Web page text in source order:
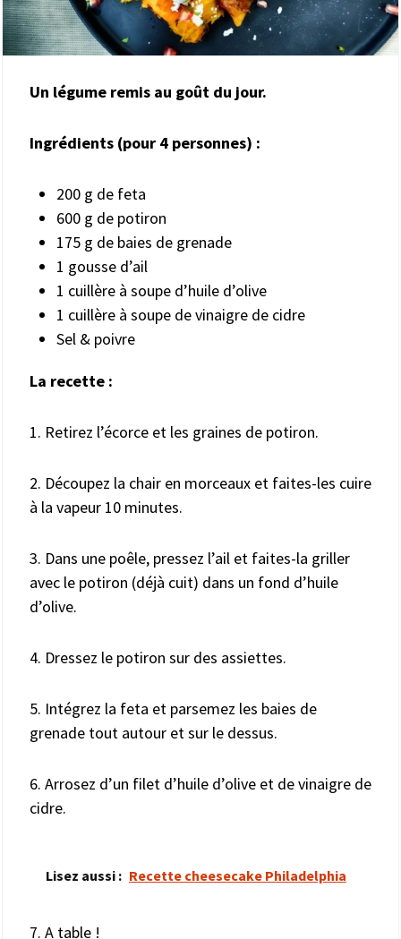
Un légume remis au goût du jour.
Ingrédients (pour 4 personnes) :
200 g de feta
600 g de potiron
175 g de baies de grenade
1 gousse d’ail
1 cuillère à soupe d’huile d’olive
1 cuillère à soupe de vinaigre de cidre
Sel & poivre
La recette :
1. Retirez l’écorce et les graines de potiron.
2. Découpez la chair en morceaux et faites-les cuire
à la vapeur 10 minutes.
3. Dans une poêle, pressez l’ail et faites-la griller
avec le potiron (déjà cuit) dans un fond d’huile
d’olive.
4. Dressez le potiron sur des assiettes.
5. Intégrez la feta et parsemez les baies de
grenade tout autour et sur le dessus.
6. Arrosez d’un filet d’huile d’olive et de vinaigre de
cidre.
Lisez aussi : Recette cheesecake Philadelphia
7. A table !